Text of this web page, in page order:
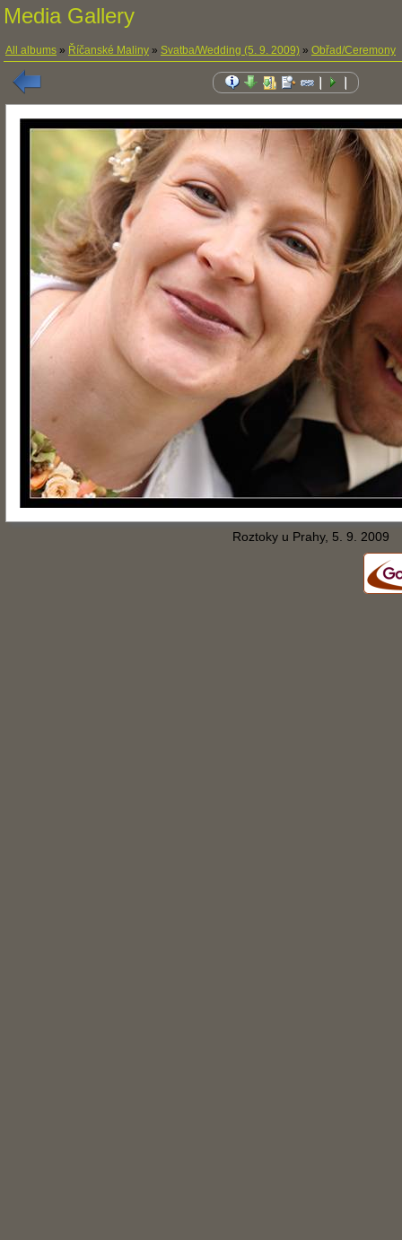
Media Gallery
All albums » Říčanské Maliny » Svatba/Wedding (5. 9. 2009) » Obřad/Ceremony
Roztoky u Prahy, 5. 9. 2009